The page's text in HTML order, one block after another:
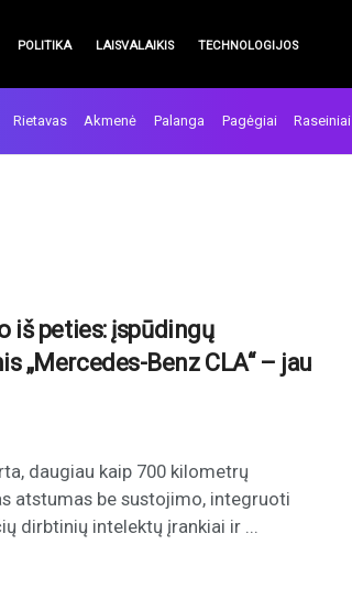
POLITIKA LAISVALAIKIS TECHNOLOGIJOS
Rietavas Akmenė Palanga Pagėgiai Raseiniai
iš peties: įspūdingų
„Mercedes-Benz CLA“ – jau
daugiau kaip 700 kilometrų
atstumas be sustojimo, integruoti
dirbtinių intelektų įrankiai ir ...